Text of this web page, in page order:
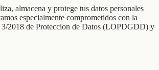
almacena y protege tus datos personales
especialmente comprometidos con la
2018 de Proteccion de Datos (LOPDGDD) y